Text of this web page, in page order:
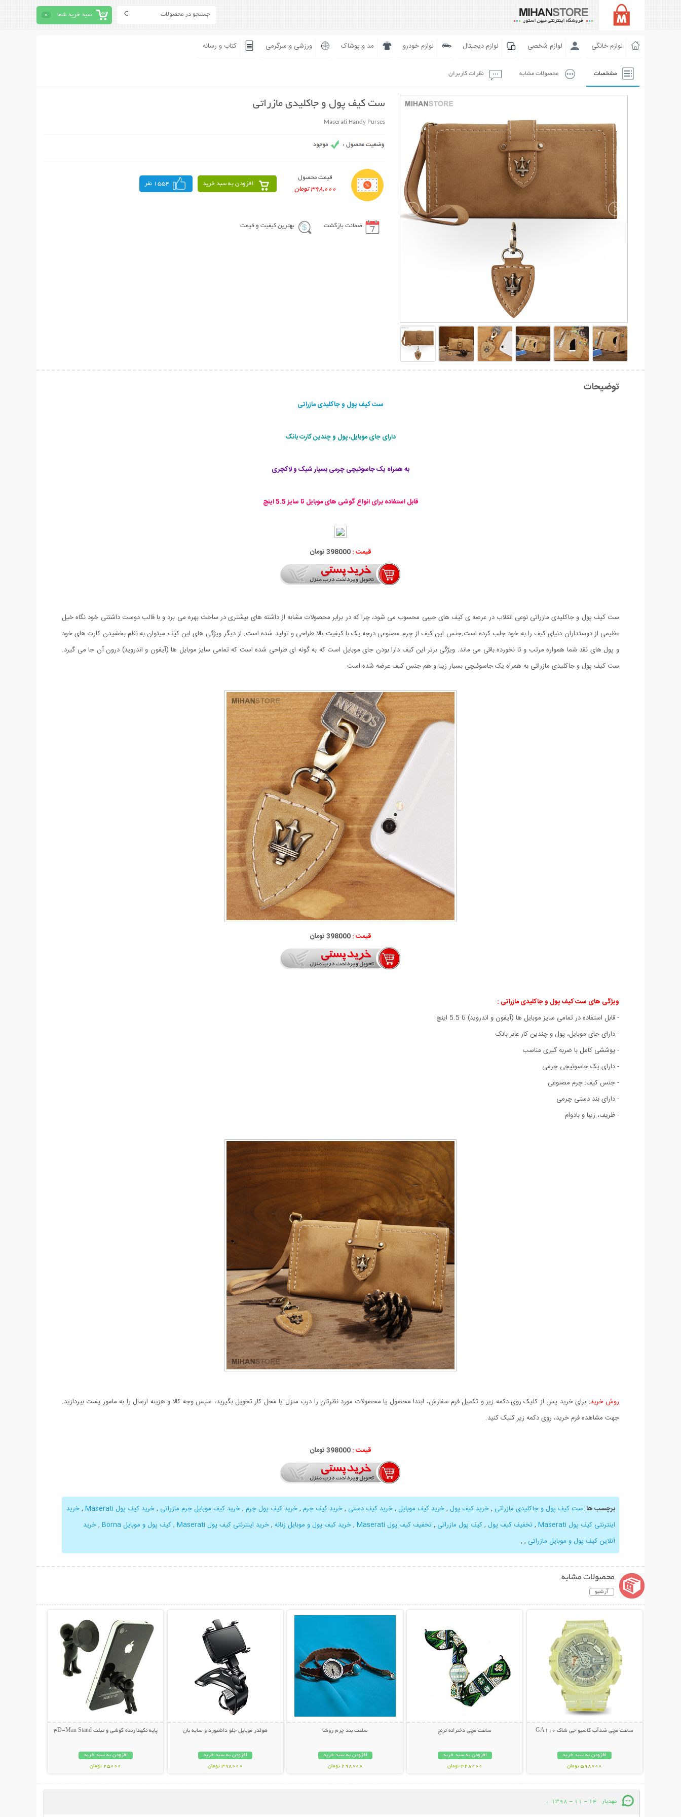
سبد خرید شما 0
لوازم خانگی لوازم شخصی لوازم دیجیتال لوازم خودرو مد و پوشاک ورزشی و سرگرمی کتاب و رسانه
مشخصات محصولات مشابه نظرات کاربران
ست کیف پول و جاکلیدی مازراتی
Maserati Handy Purses
قیمت محصول
398,000 تومان
افزودن به سبد خرید 1554 نفر
ضمانت بازگشت بهترین کیفیت و قیمت
توضیحات
ست کیف پول و جاکلیدی مازراتی
دارای جای موبایل، پول و چندین کارت بانک
به همراه یک جاسوئیچی چرمی بسیار شیک و لاکچری
قابل استفاده برای انواع گوشی های موبایل تا سایز 5.5 اینچ
قیمت :398000 تومان
ست کیف پول و جاکلیدی مازراتی نوعی انقلاب در عرصه ی کیف های جیبی محسوب می شود، چرا که در برابر محصولات مشابه از داشته های بیشتری در ساخت بهره می برد و با قالب دوست داشتنی خود نگاه خیل
عظیمی از دوستداران دنیای کیف را به خود جلب کرده است.جنس این کیف از چرم مصنوعی درجه یک با کیفیت بالا طراحی و تولید شده است. از دیگر ویژگی های این کیف میتوان به نظم بخشیدن کارت های خود
و پول های نقد شما همواره مرتب و تا نخورده باقی می ماند. ویژگی برتر این کیف دارا بودن جای موبایل است که به گونه ای طراحی شده است که تمامی سایز موبایل ها (آیفون و اندروید) درون آن جا می گیرد.
ست کیف پول و جاکلیدی مازراتی به همراه یک جاسوئیچی بسیار زیبا و هم جنس کیف عرضه شده است.
قیمت :398000 تومان
ویژگی های ست کیف پول و جاکلیدی مازراتی :
- قابل استفاده در تمامی سایز موبایل ها (آیفون و اندروید) تا 5.5 اینچ
- دارای جای موبایل، پول و چندین کار عابر بانک
- پوششی کامل با ضربه گیری مناسب
- دارای یک جاسوئیچی چرمی
- جنس کیف: چرم مصنوعی
- دارای بند دستی چرمی
- ظریف، زیبا و بادوام
روش خرید: برای خرید پس از کلیک روی دکمه زیر و تکمیل فرم سفارش، ابتدا محصول یا محصولات مورد نظرتان را درب منزل یا محل کار تحویل بگیرید، سپس وجه کالا و هزینه ارسال را به مامور پست بپردازید.
جهت مشاهده فرم خرید، روی دکمه زیر کلیک کنید.
قیمت :398000 تومان
برچسب ها:ست کیف پول و جاکلیدی مازراتی ,خرید کیف پول ,خرید کیف موبایل ,خرید کیف دستی ,خرید کیف چرم ,خرید کیف پول چرم ,خرید کیف موبایل چرم مازراتی ,خرید کیف پول Maserati ,خرید
اینترنتی کیف پول Maserati
, تخفیف کیف پول ,کیف پول مازراتی , تخفیف کیف پول Maserati ,خرید کیف پول و موبایل زنانه ,خرید اینترنتی کیف پول Maserati ,کیف پول و موبایل Borna ,خرید
آنلاین کیف پول و موبایل مازراتی ,
,
محصولات مشابه
آرشیو
ساعت مچی ضدآب کاسیو جی شاک GA110
افزودن به سبد خرید
598000 تومان
ساعت مچی دخترانه ترنج
افزودن به سبد خرید
348000 تومان
ساعت بند چرم روشا
افزودن به سبد خرید
298000 تومان
هولدر موبایل جلو داشبورد و سایه بان
افزودن به سبد خرید
398000 تومان
پایه نگهدارنده گوشی و تبلت 3D-Man Stand
افزودن به سبد خرید
25000 تومان
مهدیار 14 - 11 - 1398
: